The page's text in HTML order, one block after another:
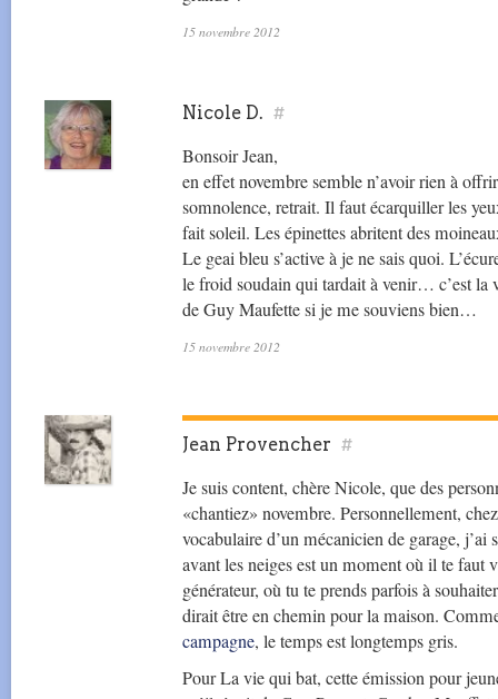
15 novembre 2012
Nicole D. #
Bonsoir Jean,
en effet novembre semble n’avoir rien à
somnolence, retrait. Il faut écarquiller les
fait soleil. Les épinettes abritent des
Le geai bleu s’active à je ne sais quoi.
le froid soudain qui tardait à venir… c’est la
de Guy Maufette si je me souviens bien…
15 novembre 2012
Jean Provencher #
Je suis content, chère Nicole, que des
«chantiez» novembre. Personnellement,
vocabulaire d’un mécanicien de garage, j’ai
avant les neiges est un moment où il te faut
générateur, où tu te prends parfois à
dirait être en chemin pour la maison.
campagne, le temps est longtemps gris.
Pour La vie qui bat, cette émission pour